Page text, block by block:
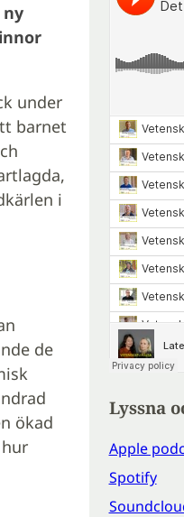
ny
under
barnet
i
de
ökad
Lyssna
Apple
Spotify